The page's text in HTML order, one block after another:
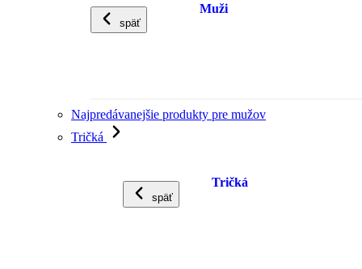
späť
Muži
Najpredávanejšie produkty pre mužov
Tričká
späť
Tričká